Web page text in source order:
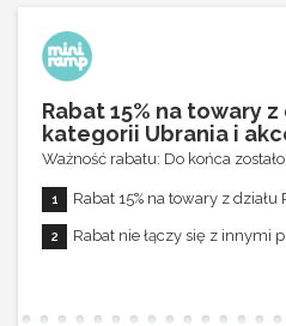
Rabat 15% na towary
kategorii Ubrania i
Ważność rabatu: Do końca zostało
Rabat 15% na towary z działu
Rabat nie łączy się z innymi